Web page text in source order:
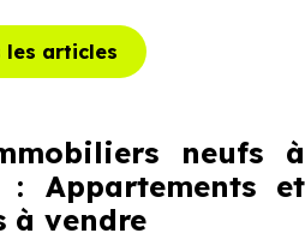
les articles
neufs à
: Appartements et
à vendre